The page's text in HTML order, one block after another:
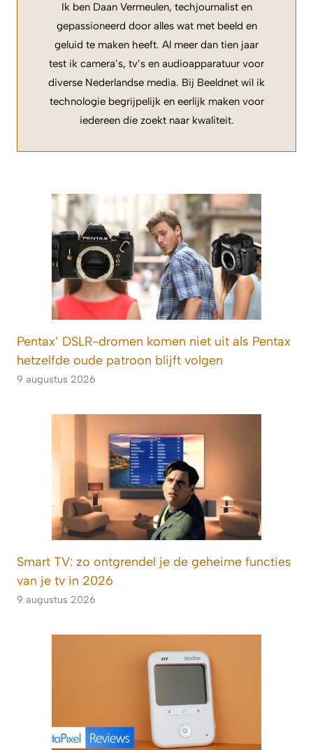
Ik ben Daan Vermeulen, techjournalist en
gepassioneerd door alles wat met beeld en
geluid te maken heeft. Al meer dan tien jaar
test ik camera’s, tv’s en audioapparatuur voor
diverse Nederlandse media. Bij Beeldnet wil ik
technologie begrijpelijk en eerlijk maken voor
iedereen die zoekt naar kwaliteit.
Pentax’ DSLR-dromen komen niet uit als Pentax
hetzelfde oude patroon blijft volgen
9 augustus 2026
Smart TV: zo ontgrendel je de geheime functies
van je tv in 2026
9 augustus 2026